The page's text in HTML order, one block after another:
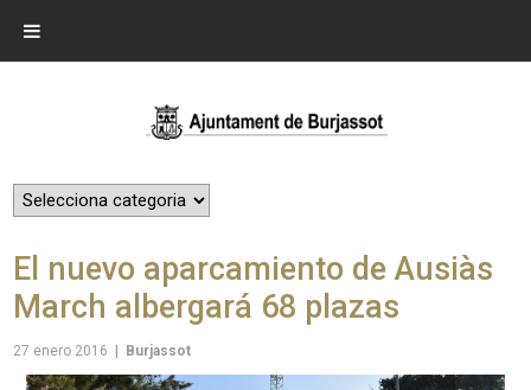
El nuevo aparcamiento de Ausiàs
March albergará 68 plazas
27 enero 2016 Burjassot